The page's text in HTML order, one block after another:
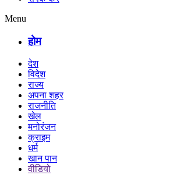
Menu
होम
देश
विदेश
राज्य
अपना शहर
राजनीति
खेल
मनोरंजन
क्राइम
धर्म
खान पान
वीडियो